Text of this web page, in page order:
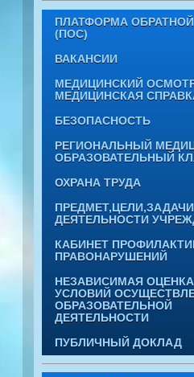
ПЛАТФОРМА
(ПОС)
ВАКАНСИИ
МЕДИЦИНСКИЙ
МЕДИЦИНСКАЯ
БЕЗОПАСНОСТЬ
РЕГИОНАЛЬНЫЙ
ОБРАЗОВАТЕЛЬНЫЙ
ОХРАНА ТРУДА
ДЕЯТЕЛЬНОСТИ
КАБИНЕТ
ПРАВОНАРУШЕНИЙ
НЕЗАВИСИМАЯ
УСЛОВИЙ
ОБРАЗОВАТЕЛЬНОЙ
ДЕЯТЕЛЬНОСТИ
ПУБЛИЧНЫЙ ДОКЛАД